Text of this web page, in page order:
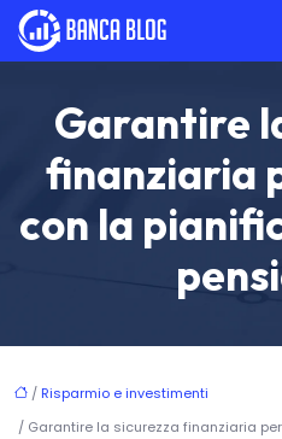
Garantire
finanziaria
con la
/ Risparmio e investimenti
/ Garantire la sicurezza finanziaria